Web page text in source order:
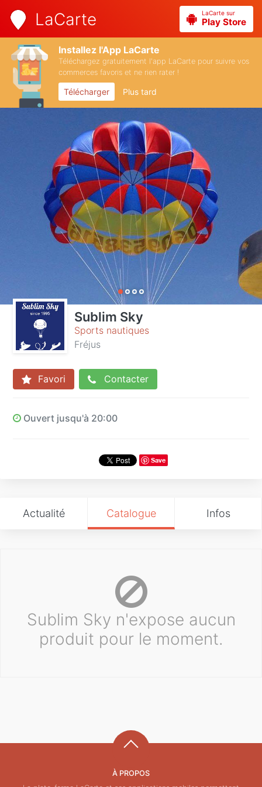
LaCarte LaCarte sur
Play Store
Installez l'App LaCarte
Téléchargez gratuitement l'app LaCarte pour suivre vos
commerces favoris et ne rien rater !
Télécharger Plus tard
Sublim Sky
Sports nautiques
Fréjus
Favori Contacter
Ouvert jusqu'à 20:00
Save
Actualité Catalogue Infos
Sublim Sky n'expose aucun
produit pour le moment.
À PROPOS